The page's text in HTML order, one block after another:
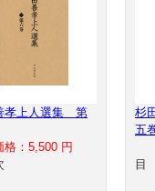
孝上人選集 第
格：5,500 円
次
杉
五